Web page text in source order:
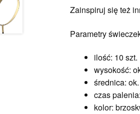
Zainspiruj się też
Parametry
ilość: 10 szt.
wysokość:
średnica:
czas
kolor: